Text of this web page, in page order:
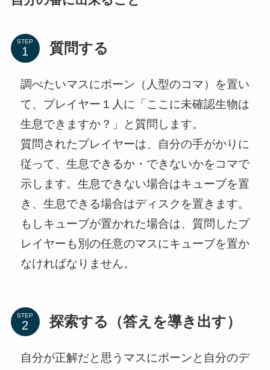
STEP 質問する
調べたいマスにポーン（人型のコマ）を置い
て、プレイヤー１人に「ここに未確認生物は
生息できますか？」と質問します。
質問されたプレイヤーは、自分の手がかりに
従って、生息できるか・できないかをコマで
示します。生息できない場合はキューブを置
き、生息できる場合はディスクを置きます。
もしキューブが置かれた場合は、質問したプ
レイヤーも別の任意のマスにキューブを置か
なければなりません。
STEP 探索する（答えを導き出す）
自分が正解だと思うマスにポーンと自分のデ